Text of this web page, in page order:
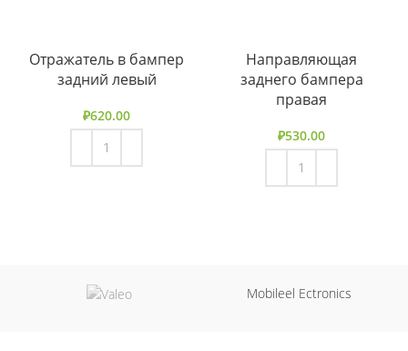
Отражатель в бампер
задний левый
₽620.00
Направляющая
заднего бампера
правая
₽530.00
Mobileel Ectronics